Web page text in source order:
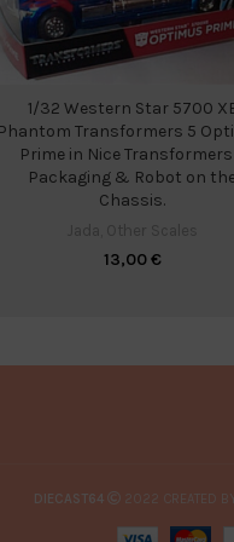
1/32 Western Star 5700
Transformers 5
Prime in Nice Transformers
Packaging & Robot on
Chassis.
13,00€
DIECAST64 2022 CREATED BY